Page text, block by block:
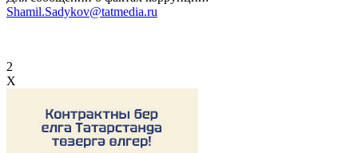
Shamil.Sadykov@tatmedia.ru
2
X